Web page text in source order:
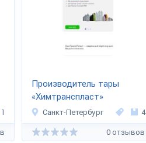
1
Производитель тары
«Химтранспласт»
Санкт-Петербург 4
0 отзывов